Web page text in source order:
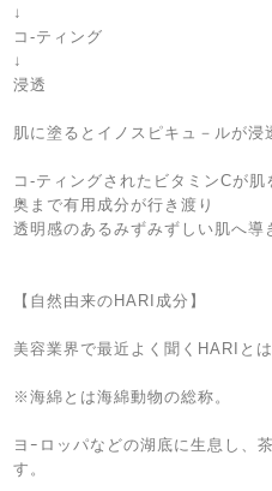
↓
コ-ティング
↓
浸透
肌に塗るとイノスピキュ－ルが浸
コ-ティングされたビタミンCが
奥まで有用成分が行き渡り
透明感のあるみずみずしい肌へ導
【自然由来のHARI成分】
美容業界で最近よく聞くHARIと
※海綿とは海綿動物の総称。
ヨｰロッパなどの湖底に生息し、
す。